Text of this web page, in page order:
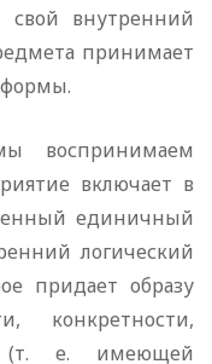
свой внутренний
принимает
формы.
воспринимаем
включает в
единичный
логический
придает образу
конкретности,
(т. е. имеющей